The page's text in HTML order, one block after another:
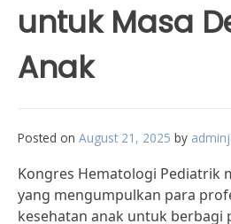
untuk Masa
Anak
Posted on August 21, 2025 by
Kongres Hematologi Pediatrik
yang mengumpulkan para
kesehatan anak untuk berbagi